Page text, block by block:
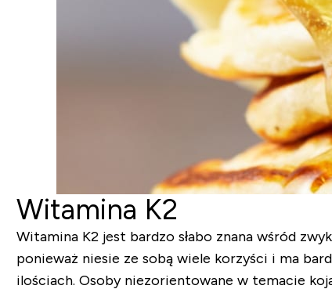
Witamina K2
Witamina K2 jest bardzo słabo znana wśród
ponieważ niesie ze sobą wiele korzyści i ma
ilościach. Osoby niezorientowane w temacie